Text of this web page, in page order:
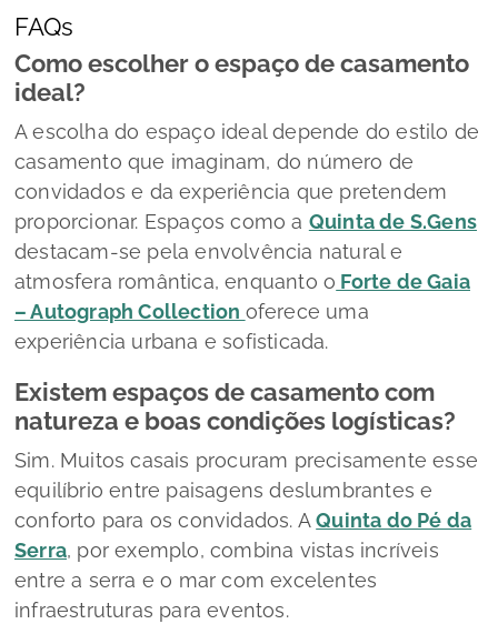
FAQs
Como escolher o espaço de casamento
ideal?
A escolha do espaço ideal depende do estilo de
casamento que imaginam, do número de
convidados e da experiência que pretendem
proporcionar. Espaços como a Quinta de S.Gens
destacam-se pela envolvência natural e
atmosfera romântica, enquanto o Forte de Gaia
– Autograph Collection oferece uma
experiência urbana e sofisticada.
Existem espaços de casamento com
natureza e boas condições logísticas?
Sim. Muitos casais procuram precisamente esse
equilíbrio entre paisagens deslumbrantes e
conforto para os convidados. AQuinta do Pé da
Serra, por exemplo, combina vistas incríveis
entre a serra e o mar com excelentes
infraestruturas para eventos.